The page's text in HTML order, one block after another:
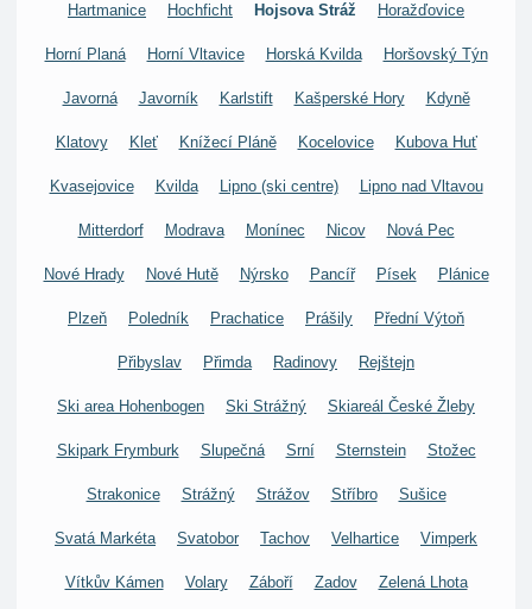
Hartmanice Hochficht Hojsova Stráž Horažďovice
Horní Planá Horní Vltavice Horská Kvilda Horšovský Týn
Javorná Javorník Karlstift Kašperské Hory Kdyně
Klatovy Kleť Knížecí Pláně Kocelovice Kubova Huť
Kvasejovice Kvilda Lipno (ski centre) Lipno nad Vltavou
Mitterdorf Modrava Monínec Nicov Nová Pec
Nové Hrady Nové Hutě Nýrsko Pancíř Písek Plánice
Plzeň Poledník Prachatice Prášily Přední Výtoň
Přibyslav Přimda Radinovy Rejštejn
Ski area Hohenbogen Ski Strážný Skiareál České Žleby
Skipark Frymburk Slupečná Srní Sternstein Stožec
Strakonice Strážný Strážov Stříbro Sušice
Svatá Markéta Svatobor Tachov Velhartice Vimperk
Vítkův Kámen Volary Záboří Zadov Zelená Lhota